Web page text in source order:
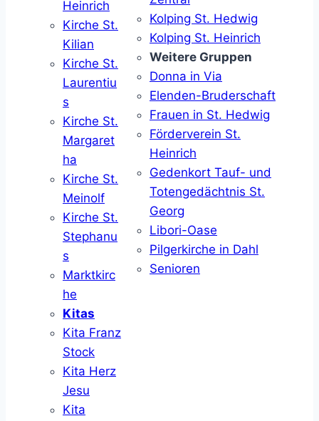
Heinrich
Kirche St.
Kilian
Kirche St.
Laurentiu
s
Kirche St.
Margaret
ha
Kirche St.
Meinolf
Kirche St.
Stephanu
s
Marktkirc
he
Kitas
Kita Franz
Stock
Kita Herz
Jesu
Kita
Kolping St. Hedwig
Kolping St. Heinrich
Weitere Gruppen
Donna in Via
Elenden-Bruderschaft
Frauen in St. Hedwig
Förderverein St.
Heinrich
Gedenkort Tauf- und
Totengedächtnis St.
Georg
Libori-Oase
Pilgerkirche in Dahl
Senioren